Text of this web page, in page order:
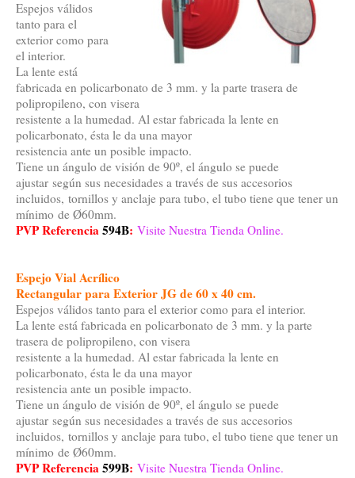
Espejos válidos
tanto para el
exterior como para
el interior.
La lente está
fabricada en policarbonato de 3 mm. y la parte trasera de
polipropileno, con visera
resistente a la humedad. Al estar fabricada la lente en
policarbonato, ésta le da una mayor
resistencia ante un posible impacto.
Tiene un ángulo de visión de 90º, el ángulo se puede
ajustar según sus necesidades a través de sus accesorios
incluidos, tornillos y anclaje para tubo, el tubo tiene que tener un
mínimo de Ø60mm.
PVP Referencia594B: Visite Nuestra Tienda Online.
Espejo Vial Acrílico
Rectangular para Exterior JG de 60 x 40 cm.
Espejos válidos tanto para el exterior como para el interior.
La lente está fabricada en policarbonato de 3 mm. y la parte
trasera de polipropileno, con visera
resistente a la humedad. Al estar fabricada la lente en
policarbonato, ésta le da una mayor
resistencia ante un posible impacto.
Tiene un ángulo de visión de 90º, el ángulo se puede
ajustar según sus necesidades a través de sus accesorios
incluidos, tornillos y anclaje para tubo, el tubo tiene que tener un
mínimo de Ø60mm.
PVP Referencia599B: Visite Nuestra Tienda Online.